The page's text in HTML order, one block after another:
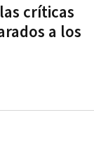
críticas
a los